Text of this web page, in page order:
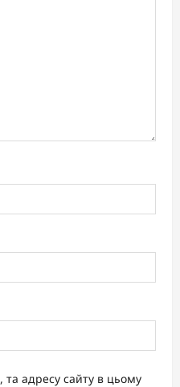
адресу сайту в цьому